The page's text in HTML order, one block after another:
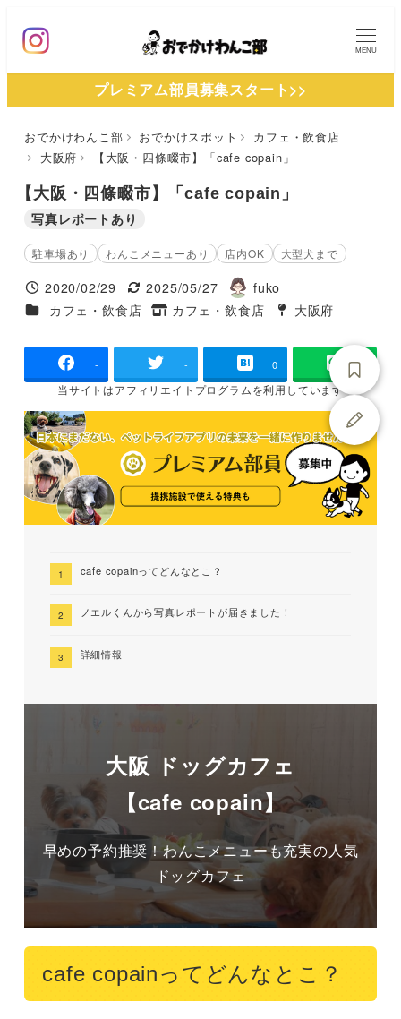
ン
MENU
プレミアム部員募集スタート>>
おでかけわんこ部 おでかけスポット
カフェ・飲食店
大阪府
【大阪・四條畷市】「cafe copain」
【大阪・四條畷市】「cafe copain」
写真レポートあり
駐車場あり わんこメニューあり 店内OK 大型犬まで
投稿日
2020/02/29
更新日
2025/05/27
著
者
fuko
施設ジャンル
カフェ・飲食店
タグ
カフェ・飲食店
タグ
大阪府
- - 0
当サイトはアフィリエイトプログラムを利用しています
cafe copainってどんなとこ？
ノエルくんから写真レポートが届きました！
詳細情報
大阪 ドッグカフェ
【cafe copain】
早めの予約推奨！わんこメニューも充実の人気
ドッグカフェ
cafe copainってどんなとこ？